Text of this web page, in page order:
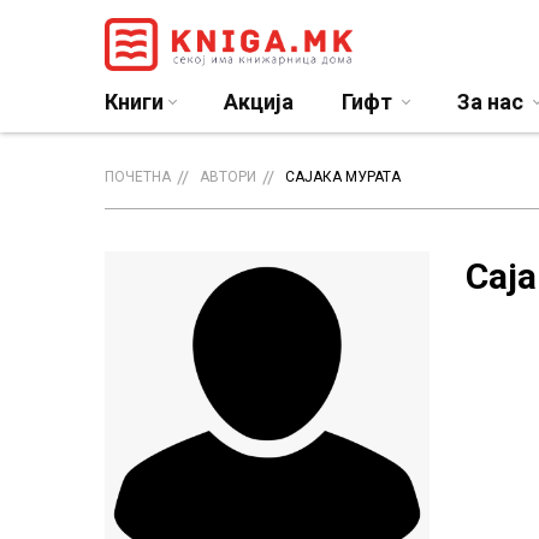
Книги Акција Гифт За нас
ПОЧЕТНА АВТОРИ САЈАКА МУРАТА